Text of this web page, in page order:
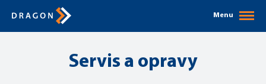
Menu
Servis a opravy